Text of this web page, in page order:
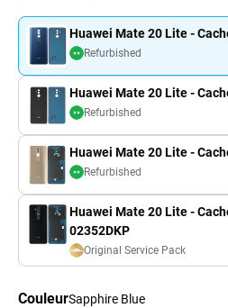
Huawei Mate 20 Lite -
Refurbished
Huawei Mate 20 Lite -
Refurbished
Huawei Mate 20 Lite -
Refurbished
Huawei Mate 20 Lite -
02352DKP
Original Service Pack
CouleurSapphire Blue